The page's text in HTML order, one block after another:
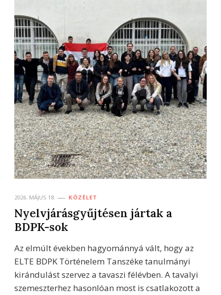
2026. MÁJUS 18. KÖZÉLET
Nyelvjárásgyűjtésen jártak a
BDPK-sok
Az elmúlt években hagyománnyá vált, hogy az
ELTE BDPK Történelem Tanszéke tanulmányi
kirándulást szervez a tavaszi félévben. A tavalyi
szemeszterhez hasonlóan most is csatlakozott a